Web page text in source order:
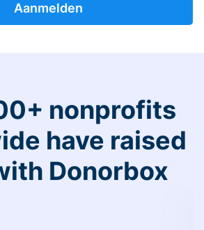
Aanmelden
nonprofits
have raised
Donorbox